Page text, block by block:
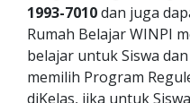
1993-7010dan juga
Rumah Belajar WINPI
belajar untuk Siswa
memilih Program
diKelas, jika untuk